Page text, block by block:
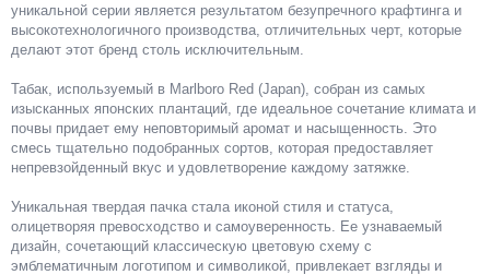
уникальной серии является результатом безупречного крафтинга и
высокотехнологичного производства, отличительных черт, которые
делают этот бренд столь исключительным.
Табак, используемый в Marlboro Red (Japan), собран из самых
изысканных японских плантаций, где идеальное сочетание климата и
почвы придает ему неповторимый аромат и насыщенность. Это
смесь тщательно подобранных сортов, которая предоставляет
непревзойденный вкус и удовлетворение каждому затяжке.
Уникальная твердая пачка стала иконой стиля и статуса,
олицетворяя превосходство и самоуверенность. Ее узнаваемый
дизайн, сочетающий классическую цветовую схему с
эмблематичным логотипом и символикой, привлекает взгляды и